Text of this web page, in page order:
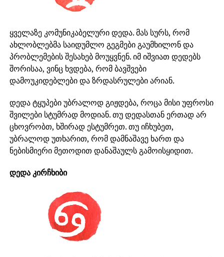
ყველაზე კომუნიკაბელური დედა. მას სურს, რომ
ახლობლებმა საიდუმლო გეგმები გაუმხილონ და
პრობლემების შესახებ მოუყვნენ. იმ იშვიათ დედებს
შორისაა, ვინც ხვდება, რომ ბავშვები
დამოუკიდებლები და ზრდასრულები არიან.
დედა ტყუპები უბრალოდ გიჟდება, როცა მისი უფროსი
შვილები სტუმრად მოდიან. თუ დედასთან ერთად არ
ცხოვრობთ, ხშირად ესტუმრეთ. თუ იჩხუბეთ,
უბრალოდ უთხარით, რომ დამნაშავე ხართ და
ნებისმიერი მეთოდით დანაშაულს გამოისყიდით.
დედა კირჩხიბი